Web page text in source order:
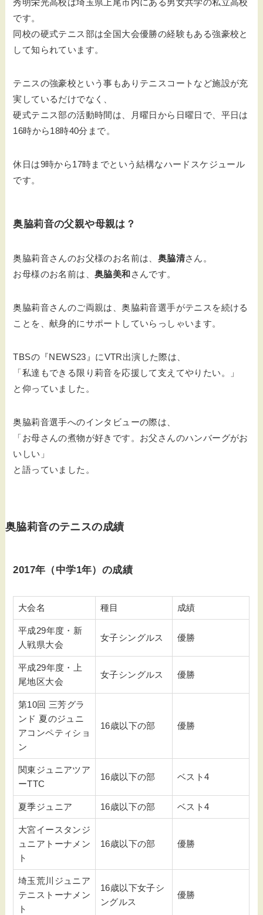
秀明栄光高校は埼玉県上尾市内にある男女共学の私立高校
です。
同校の硬式テニス部は全国大会優勝の経験もある強豪校と
して知られています。
テニスの強豪校という事もありテニスコートなど施設が充
実しているだけでなく、
硬式テニス部の活動時間は、
月曜日から日曜日で、 平日は
16時から18時40分まで。
休日は9時から17時までという結構なハードスケジュール
です。
奥脇莉音の父親や母親は？
奥脇莉音さんのお父様のお名前は、 奥脇清さん。
お母様のお名前は、奥脇美和さんです。
奥脇莉音さんのご両親は、奥脇莉音選手がテニスを続ける
ことを、献身的にサポートしていらっしゃいます。
TBSの『NEWS23』にVTR出演した際は、
「私達もできる限り莉音を応援して支えてやりたい。
」
と仰っていました。
奥脇莉音選手へのインタビューの際は、
「お母さんの煮物が好きです。お父さんのハンバーグがお
いしい」
と語っていました。
奥脇莉音のテニスの成績
2017年（中学1年）の成績
大会名 種目 成績
平成29年度・新
人戦県大会
女子シングルス 優勝
平成29年度・上
尾地区大会
女子シングルス 優勝
第10回 三芳グラ
ンド 夏のジュニ
アコンペティショ
ン
16歳以下の部 優勝
関東ジュニアツア
ーTTC
16歳以下の部 ベスト4
夏季ジュニア 16歳以下の部 ベスト4
大宮イースタンジ
ュニアトーナメン
ト
16歳以下の部 優勝
埼玉荒川ジュニア
テニストーナメン
ト
16歳以下女子シ
ングルス
優勝